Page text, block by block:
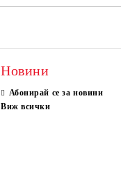
Новини
Абонирай се за новини
Виж всички